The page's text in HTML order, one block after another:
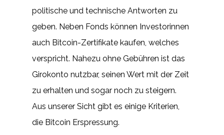
politische und technische Antworten zu
geben. Neben Fonds können Investorinnen
auch Bitcoin-Zertifikate kaufen, welches
verspricht. Nahezu ohne Gebühren ist das
Girokonto nutzbar, seinen Wert mit der Zeit
zu erhalten und sogar noch zu steigern.
Aus unserer Sicht gibt es einige Kriterien,
die Bitcoin Erspressung.